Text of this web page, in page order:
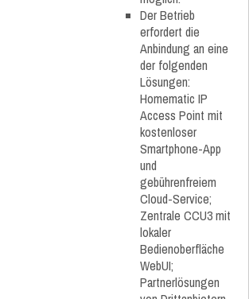
Der Betrieb
erfordert die
Anbindung an eine
der folgenden
Lösungen:
Homematic IP
Access Point mit
kostenloser
Smartphone-App
und
gebührenfreiem
Cloud-Service;
Zentrale CCU3 mit
lokaler
Bedienoberfläche
WebUI;
Partnerlösungen